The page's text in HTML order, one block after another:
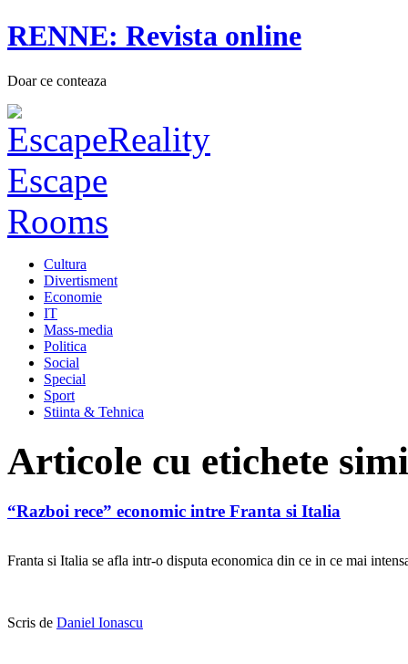
RENNE: Revista online
Doar ce conteaza
Cultura
Divertisment
Economie
IT
Mass-media
Politica
Social
Special
Sport
Stiinta & Tehnica
Articole cu etichete
“Razboi rece” economic intre Franta si Italia
Franta si Italia se afla intr-o disputa economica din ce in ce mai
Scris de Daniel Ionascu